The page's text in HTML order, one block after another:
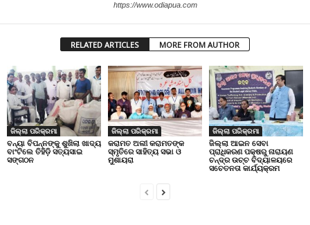
https://www.odiapua.com
RELATED ARTICLES MORE FROM AUTHOR
ଜିଲ୍ଲା ପରିକ୍ରମା
ବନ୍ୟା ବିପନ୍ନଙ୍କୁ ଶୁଖିଲା ଖାଦ୍ୟ
ବାଂଟିଲେ ତିହିଡି଼ ସତ୍ୟସାଇ
ସଙ୍ଗଠନ
ଜିଲ୍ଲା ପରିକ୍ରମା
କରାମତ ଅଲୀ କରାମତଙ୍କ
ସ୍ମୃତିରେ ସାହିତ୍ୟ ସଭା ଓ
ମୁଶାୟରା
ଜିଲ୍ଲା ପରିକ୍ରମା
ଜିଲ୍ଲା ଆଇନ ସେବା
ପ୍ରାଧିକରଣ ପକ୍ଷରୁ ନାରାୟଣ
ଚନ୍ଦ୍ର ଉଚ୍ଚ ବିଦ୍ୟାଳୟରେ
ସଚେତନତା କାର୍ଯ୍ୟକ୍ରମ